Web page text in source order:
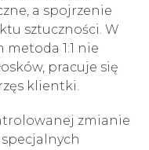
a spojrzenie
sztuczności. W
1:1 nie
pracuje się
klientki.
zmianie